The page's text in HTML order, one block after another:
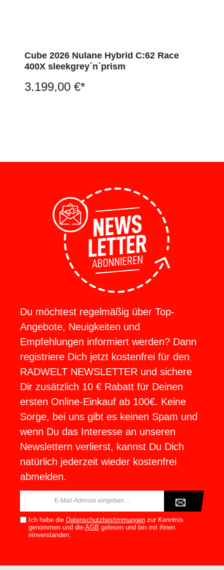
Cube 2026 Nulane Hybrid C:62 Race
400X sleekgrey´n´prism
3.199,00 €*
Du möchtest regelmäßig über Top-
Angebote, Neuigkeiten und
Empfehlungen informiert werden? Dann
registriere Dich jetzt kostenfrei für den
RADWELT NEWSLETTER und sichere
Dir zusätzlich 10 € Rabatt für Deinen
ersten Online-Einkauf ab 100€. Keine
Sorge, bei uns gibt es keinen Spam und
wenn Du das Interesse an unseren
Newslettern verlierst, kannst Du Dich
natürlich jederzeit wieder kostenfrei
abmelden.
Ich habe die Datenschutzbestimmungenzur Kenntnis
genommen und die AGB gelesen und bin mit ihnen
einverstanden.